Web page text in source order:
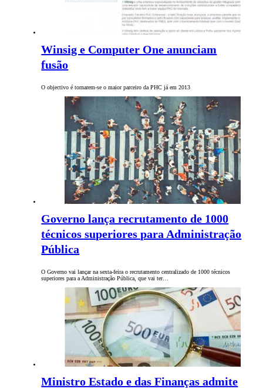
Winsig e Computer One anunciam
fusão
O objectivo é tornarem-se o maior parceiro da PHC já em 2013
Governo lança recrutamento de 1000
técnicos superiores para Administração
Pública
O Governo vai lançar na sexta-feira o recrutamento centralizado de 1000 técnicos
superiores para a Administração Pública, que vai ter…
Ministro Estado e das Finanças admite